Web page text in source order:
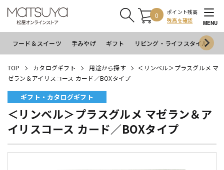
0
ポイント残高
残高を確認
MENU
フード＆スイーツ 手みやげ ギフト リビング・ライフスタイル
TOP カタログギフト 用途から探す
＜リンベル＞プラスグルメ マ
ゼラン＆アイリスコース カード／BOXタイプ
ギフト・カタログギフト
＜リンベル＞プラスグルメ マゼラン＆ア
イリスコース カード／BOXタイプ